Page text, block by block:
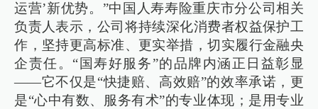
运营’新优势。”中国人寿寿险重庆市分公司相关
负责人表示，公司将持续深化消费者权益保护工
作，坚持更高标准、更实举措，切实履行金融央
企责任。“国寿好服务”的品牌内涵正日益彰显
——它不仅是“快捷赔、高效赔”的效率承诺，更
是“心中有数、服务有术”的专业体现；是用专业